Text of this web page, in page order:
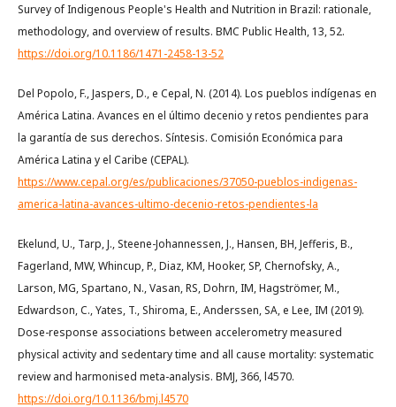
Survey of Indigenous People's Health and Nutrition in Brazil: rationale,
methodology, and overview of results. BMC Public Health, 13, 52.
https://doi.org/10.1186/1471-2458-13-52
Del Popolo, F., Jaspers, D., e Cepal, N. (2014). Los pueblos indígenas en
América Latina. Avances en el último decenio y retos pendientes para
la garantía de sus derechos. Síntesis. Comisión Económica para
América Latina y el Caribe (CEPAL).
https://www.cepal.org/es/publicaciones/37050-pueblos-indigenas-
america-latina-avances-ultimo-decenio-retos-pendientes-la
Ekelund, U., Tarp, J., Steene-Johannessen, J., Hansen, BH, Jefferis, B.,
Fagerland, MW, Whincup, P., Diaz, KM, Hooker, SP, Chernofsky, A.,
Larson, MG, Spartano, N., Vasan, RS, Dohrn, IM, Hagströmer, M.,
Edwardson, C., Yates, T., Shiroma, E., Anderssen, SA, e Lee, IM (2019).
Dose-response associations between accelerometry measured
physical activity and sedentary time and all cause mortality: systematic
review and harmonised meta-analysis. BMJ, 366, l4570.
https://doi.org/10.1136/bmj.l4570